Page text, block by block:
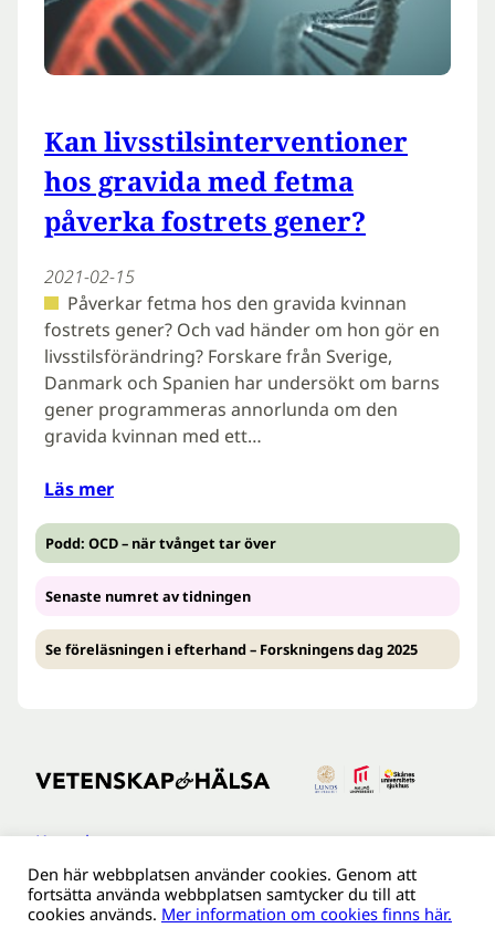
Kan livsstilsinterventioner
hos gravida med fetma
påverka fostrets gener?
2021-02-15
Påverkar fetma hos den gravida kvinnan
fostrets gener? Och vad händer om hon gör en
livsstilsförändring? Forskare från Sverige,
Danmark och Spanien har undersökt om barns
gener programmeras annorlunda om den
gravida kvinnan med ett…
Läs mer
Podd: OCD – när tvånget tar över
Senaste numret av tidningen
Se föreläsningen i efterhand – Forskningens dag 2025
Kontakt
Tillgänglighetsredogöreldse
Om webbplatsen
Den här webbplatsen använder cookies. Genom att
fortsätta använda webbplatsen samtycker du till att
cookies används. Mer information om cookies finns här.